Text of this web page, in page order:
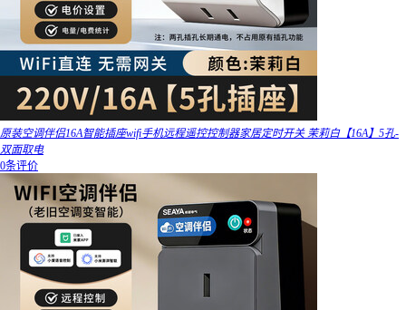
原装空调伴侣16A智能插座wifi手机远程遥控控制器家居定时开关 茉莉白【16A】5孔-
双面取电
0条评价